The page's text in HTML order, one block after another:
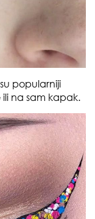
popularniji
ili na sam kapak.